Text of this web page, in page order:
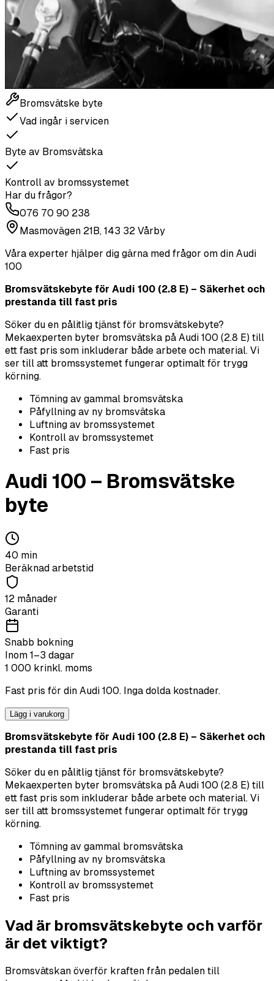
Bromsvätske byte
Vad ingår i servicen
Byte av Bromsvätska
Kontroll av bromssystemet
Har du frågor?
076 70 90 238
Masmovägen 21B, 143 32 Vårby
Våra experter hjälper dig gärna med frågor om din Audi
100
Bromsvätskebyte för Audi 100 (2.8 E) – Säkerhet och
prestanda till fast pris
Söker du en pålitlig tjänst för bromsvätskebyte?
Mekaexperten byter bromsvätska på Audi 100 (2.8 E) till
ett fast pris som inkluderar både arbete och material. Vi
ser till att bromssystemet fungerar optimalt för trygg
körning.
Tömning av gammal bromsvätska
Påfyllning av ny bromsvätska
Luftning av bromssystemet
Kontroll av bromssystemet
Fast pris
Audi 100 – Bromsvätske
byte
40 min
Beräknad arbetstid
12 månader
Garanti
Snabb bokning
Inom 1–3 dagar
1 000 krinkl. moms
Fast pris för din Audi 100. Inga dolda kostnader.
Lägg i varukorg
Bromsvätskebyte för Audi 100 (2.8 E) – Säkerhet och
prestanda till fast pris
Söker du en pålitlig tjänst för bromsvätskebyte?
Mekaexperten byter bromsvätska på Audi 100 (2.8 E) till
ett fast pris som inkluderar både arbete och material. Vi
ser till att bromssystemet fungerar optimalt för trygg
körning.
Tömning av gammal bromsvätska
Påfyllning av ny bromsvätska
Luftning av bromssystemet
Kontroll av bromssystemet
Fast pris
Vad är bromsvätskebyte och varför
är det viktigt?
Bromsvätskan överför kraften från pedalen till